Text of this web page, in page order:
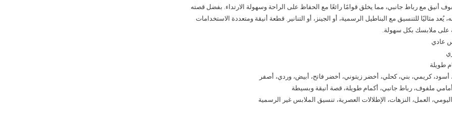
أنيق مع رباط جانبي، مما يخلق قوامًا رائعًا مع الحفاظ على الراحة وسهولة الارتداء. بفضل قصته
يُعد مثاليًا للتنسيق مع البناطيل الرسمية، أو الجينز، أو التنانير. قطعة أنيقة ومتعددة الاستخدامات
على ملابسك بكل سهولة.
عادي
طويلة
أسود، كريمي، بني، كحلي، أخضر زيتوني، أخضر فاتح، أبيض، وردي، أصفر
ملفوف، رباط جانبي، أكمام طويلة، قصة أنيقة وبسيطة
اليومي، العمل، النزهات، الإطلالات العصرية، تنسيق الملابس غير الرسمية